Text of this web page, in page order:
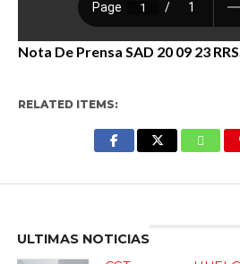
Nota De Prensa SAD 20 09 23
RELATED ITEMS:
ULTIMAS NOTICIAS